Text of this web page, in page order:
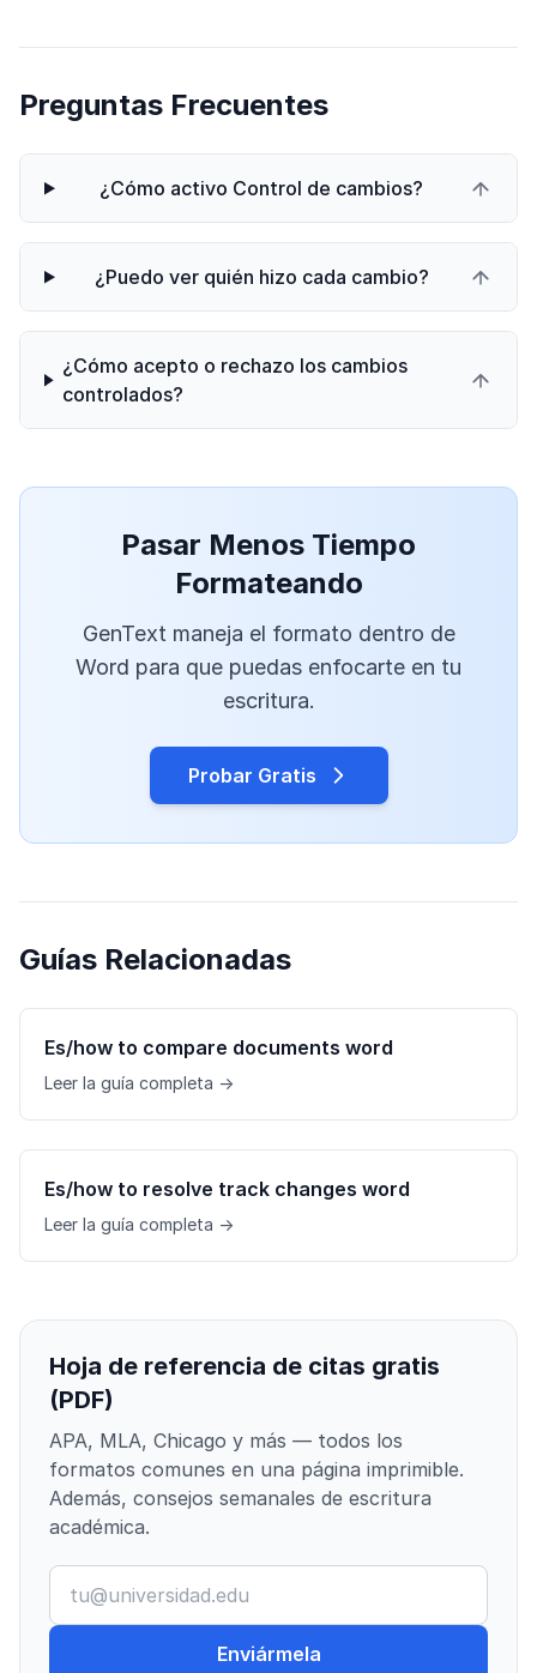
Preguntas Frecuentes
¿Cómo activo Control de cambios?
¿Puedo ver quién hizo cada cambio?
¿Cómo acepto o rechazo los cambios
controlados?
Pasar Menos Tiempo
Formateando
GenText maneja el formato dentro de
Word para que puedas enfocarte en tu
escritura.
Probar Gratis
Guías Relacionadas
Es/how to compare documents word
Leer la guía completa →
Es/how to resolve track changes word
Leer la guía completa →
Hoja de referencia de citas gratis
(PDF)
APA, MLA, Chicago y más — todos los
formatos comunes en una página imprimible.
Además, consejos semanales de escritura
académica.
Enviármela